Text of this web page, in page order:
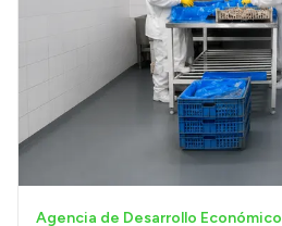
Agencia de Desarrollo Económico